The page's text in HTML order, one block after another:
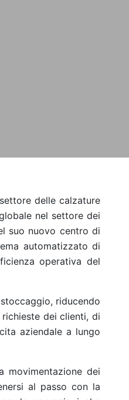
delle calzature
nel settore dei
suo nuovo centro di
automatizzato di
operativa del
riducendo
dei clienti, di
aziendale a lungo
movimentazione dei
al passo con la